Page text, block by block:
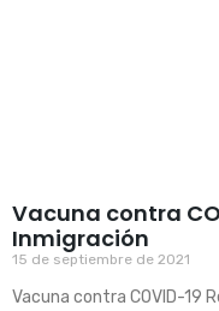
Vacuna contra
Inmigración
15 de septiembre de 2021
Vacuna contra COVID-19